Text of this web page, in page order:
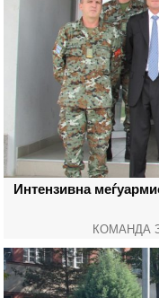
Интензивна
КОМАНДА